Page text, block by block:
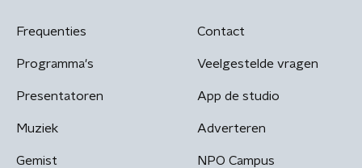
Frequenties
Programma's
Presentatoren
Muziek
Gemist
Contact
Veelgestelde vragen
App de studio
Adverteren
NPO Campus